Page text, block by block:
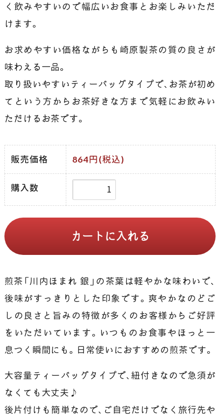
く飲みやすいので幅広いお食事とお楽しみいただ
けます。
お求めやすい価格ながらも崎原製茶の質の良さが
味わえる一品。
取り扱いやすいティーバッグタイプで、お茶が初め
てという方からお茶好きな方まで気軽にお飲みい
ただけるお茶です。
販売価格 864円(税込)
購入数
煎茶「川内ほまれ 銀」の茶葉は軽やかな味わいで、
後味がすっきりとした印象です。爽やかなのどご
しの良さと旨みの特徴が多くのお客様からご好評
をいただいています。いつものお食事やほっと一
息つく瞬間にも。日常使いにおすすめの煎茶です。
大容量ティーバッグタイプで、紐付きなので急須が
なくても大丈夫♪
後片付けも簡単なので、ご自宅だけでなく旅行先や